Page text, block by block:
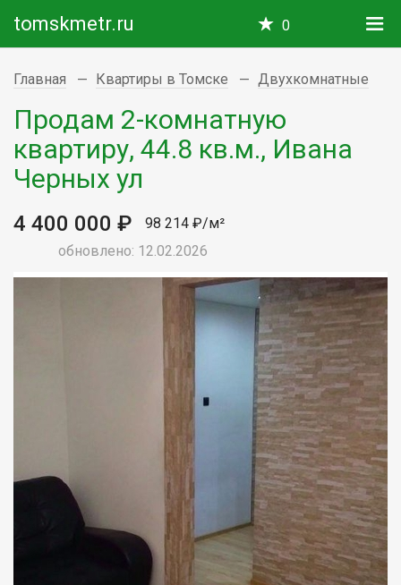
tomskmetr.ru 0
Главная Квартиры в Томске Двухкомнатные
Продам 2-комнатную
квартиру, 44.8 кв.м., Ивана
Черных ул
4 400 000 ₽
98 214 ₽/м²
обновлено: 12.02.2026